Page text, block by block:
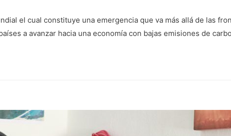
el cual constituye una emergencia que va más allá de las
a avanzar hacia una economía con bajas emisiones de